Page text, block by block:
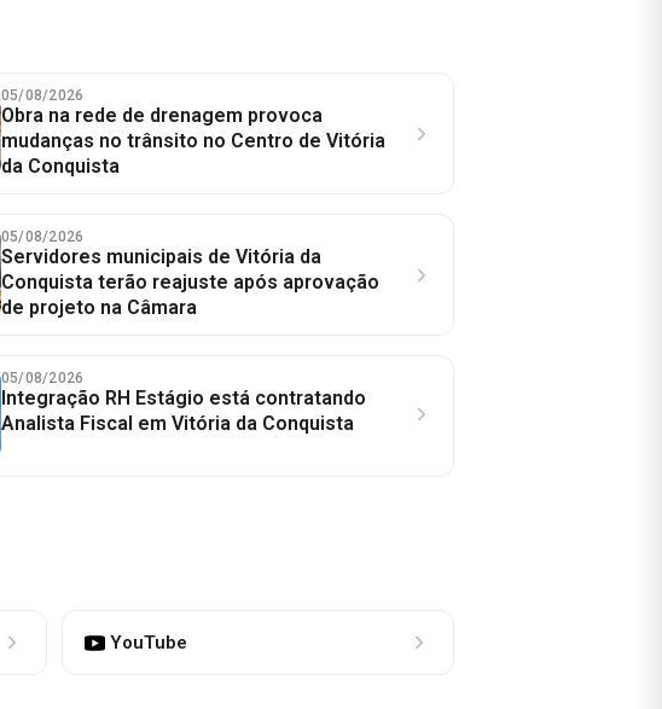
05/08/2026
Obra na rede de drenagem provoca
mudanças no trânsito no Centro de Vitória
da Conquista
05/08/2026
Servidores municipais de Vitória da
Conquista terão reajuste após aprovação
de projeto na Câmara
05/08/2026
Integração RH Estágio está contratando
Analista Fiscal em Vitória da Conquista
YouTube